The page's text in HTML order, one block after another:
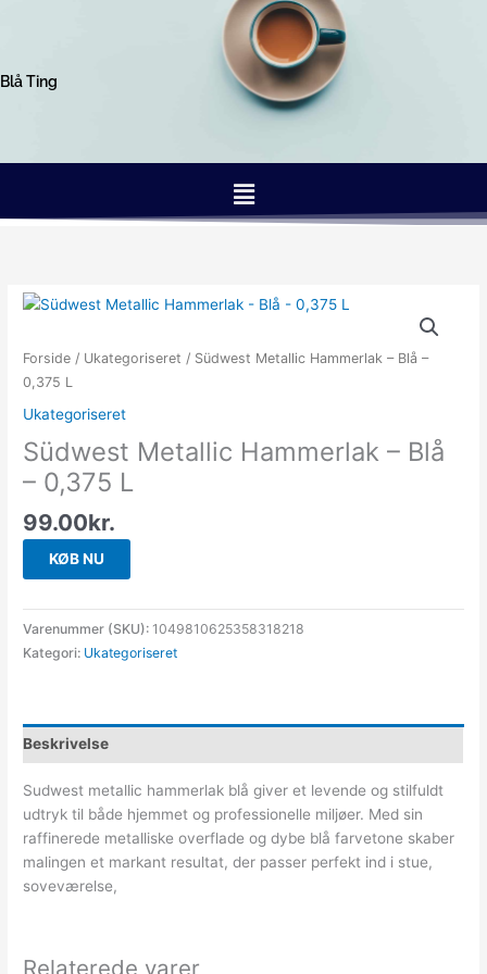
Blå Ting
Menu
Forside / Ukategoriseret / Südwest Metallic Hammerlak – Blå –
0,375 L
Ukategoriseret
Südwest Metallic Hammerlak – Blå
– 0,375 L
99.00kr.
KØB NU
Varenummer (SKU): 1049810625358318218
Kategori: Ukategoriseret
Beskrivelse
Sudwest metallic hammerlak blå giver et levende og stilfuldt
udtryk til både hjemmet og professionelle miljøer. Med sin
raffinerede metalliske overflade og dybe blå farvetone skaber
malingen et markant resultat, der passer perfekt ind i stue,
soveværelse,
Relaterede varer